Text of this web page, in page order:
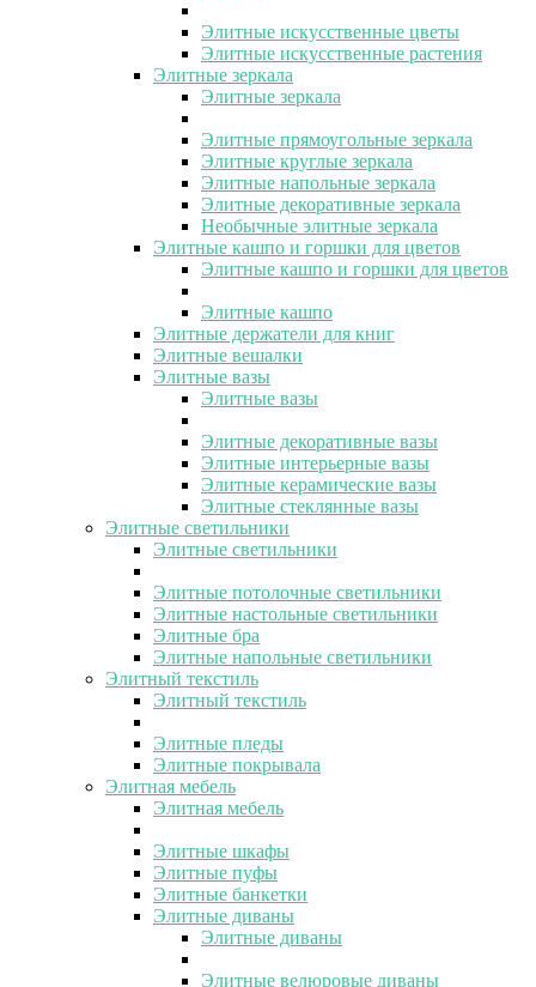
Элитные искусственные цветы
Элитные искусственные растения
Элитные зеркала
Элитные зеркала
Элитные прямоугольные зеркала
Элитные круглые зеркала
Элитные напольные зеркала
Элитные декоративные зеркала
Необычные элитные зеркала
Элитные кашпо и горшки для цветов
Элитные кашпо и горшки для цветов
Элитные кашпо
Элитные держатели для книг
Элитные вешалки
Элитные вазы
Элитные вазы
Элитные декоративные вазы
Элитные интерьерные вазы
Элитные керамические вазы
Элитные стеклянные вазы
Элитные светильники
Элитные светильники
Элитные потолочные светильники
Элитные настольные светильники
Элитные бра
Элитные напольные светильники
Элитный текстиль
Элитный текстиль
Элитные пледы
Элитные покрывала
Элитная мебель
Элитная мебель
Элитные шкафы
Элитные пуфы
Элитные банкетки
Элитные диваны
Элитные диваны
Элитные велюровые диваны